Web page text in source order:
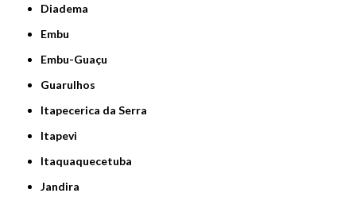
Diadema
Embu
Embu-Guaçu
Guarulhos
Itapecerica da Serra
Itapevi
Itaquaquecetuba
Jandira